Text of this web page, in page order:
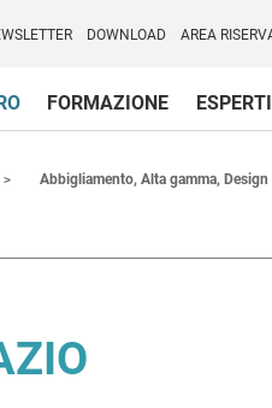
DOWNLOAD AREA
FORMAZIONE
Abbigliamento, Alta gamma, Design